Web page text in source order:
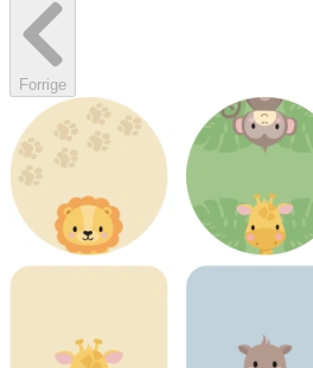
Forrige